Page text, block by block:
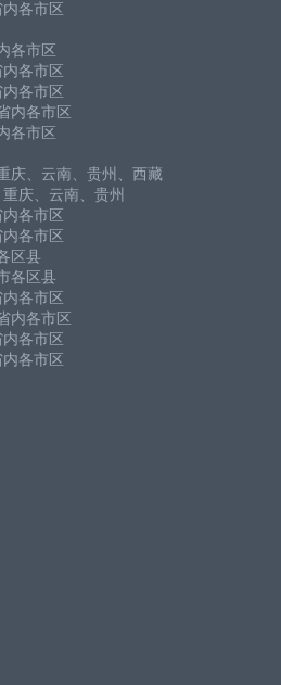
各市区
各市区
各市区
各市区
内各市区
各市区
庆、云南、贵州、西藏
重庆、云南、贵州
内各市区
内各市区
区县
各区县
各市区
内各市区
各市区
各市区